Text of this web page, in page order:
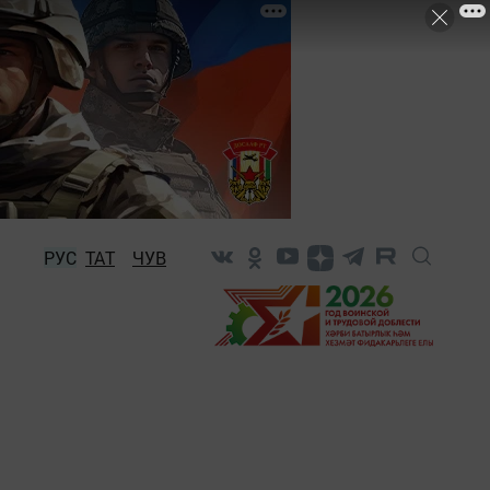
РУС ТАТ ЧУВ